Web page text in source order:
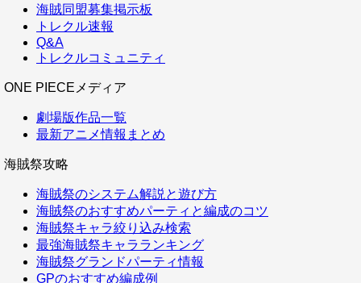
海賊同盟募集掲示板
トレクル速報
Q&A
トレクルコミュニティ
ONE PIECEメディア
劇場版作品一覧
最新アニメ情報まとめ
海賊祭攻略
海賊祭のシステム解説と遊び方
海賊祭のおすすめパーティと編成のコツ
海賊祭キャラ絞り込み検索
最強海賊祭キャラランキング
海賊祭グランドパーティ情報
GPのおすすめ編成例